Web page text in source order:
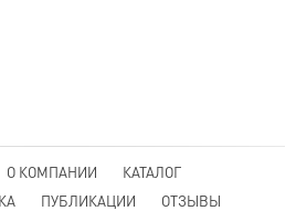
О КОМПАНИИ
КАТАЛОГ
ПУБЛИКАЦИИ
ОТЗЫВЫ